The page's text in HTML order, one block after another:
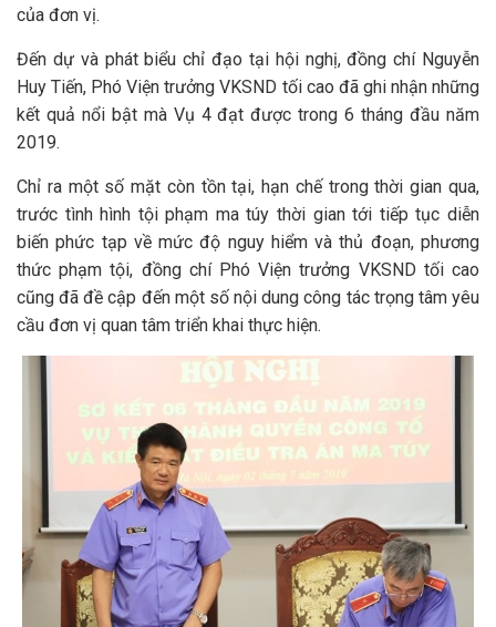
của đơn vị.
Đến dự và phát biểu chỉ đạo tại hội nghị, đồng chí Nguyễn
Huy Tiến, Phó Viện trưởng VKSND tối cao đã ghi nhận những
kết quả nổi bật mà Vụ 4 đạt được trong 6 tháng đầu năm
2019.
Chỉ ra một số mặt còn tồn tại, hạn chế trong thời gian qua,
trước tình hình tội phạm ma túy thời gian tới tiếp tục diễn
biến phức tạp về mức độ nguy hiểm và thủ đoạn, phương
thức phạm tội, đồng chí Phó Viện trưởng VKSND tối cao
cũng đã đề cập đến một số nội dung công tác trọng tâm yêu
cầu đơn vị quan tâm triển khai thực hiện.